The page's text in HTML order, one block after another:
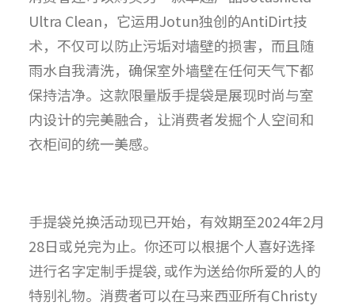
Ultra Clean，它运用Jotun独创的AntiDirt技
术，不仅可以防止污垢对墙壁的损害，而且随
雨水自我清洗，确保室外墙壁在任何天气下都
保持洁净。这款限量版手提袋是展现时尚与室
内设计的完美融合，让消费者发掘个人空间和
衣柜间的统一美感。
手提袋兑换活动现已开始，有效期至2024年2月
28日或兑完为止。你还可以根据个人喜好选择
进行名字定制手提袋, 或作为送给你所爱的人的
特别礼物。消费者可以在马来西亚所有Christy